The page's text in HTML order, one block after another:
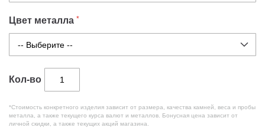
Цвет металла
Кол-во
*Стоимость конкретного изделия зависит от размера, качества камней, веса и пробы
металла, а также текущего курса валют и металлов. Бонусная цена зависит от
личной скидки, а также текущих акций магазина.